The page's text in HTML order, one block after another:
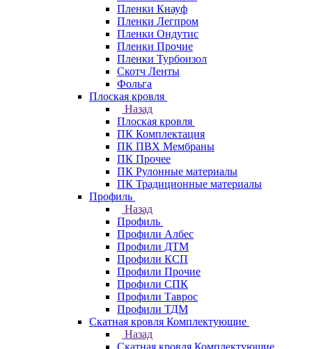
Пленки Кнауф
Пленки Легпром
Пленки Ондутис
Пленки Прочие
Пленки Турбоизол
Скотч Ленты
Фольга
Плоская кровля
Назад
Плоская кровля
ПК Комплектация
ПК ПВХ Мембраны
ПК Прочее
ПК Рулонные материалы
ПК Традиционные материалы
Профиль
Назад
Профиль
Профили Албес
Профили ДТМ
Профили КСП
Профили Прочие
Профили СПК
Профили Таврос
Профили ТДМ
Скатная кровля Комплектующие
Назад
Скатная кровля Комплектующие